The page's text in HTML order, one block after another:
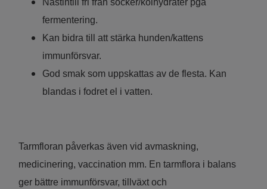
Nästintill fri från socker/kolhydrater pga
fermentering.
Kan bidra till att stärka hunden/kattens
immunförsvar.
God smak som uppskattas av de flesta. Kan
blandas i fodret el i vatten.
Tarmfloran påverkas även vid avmaskning,
medicinering, vaccination mm. En tarmflora i balans
ger bättre immunförsvar, tillväxt och